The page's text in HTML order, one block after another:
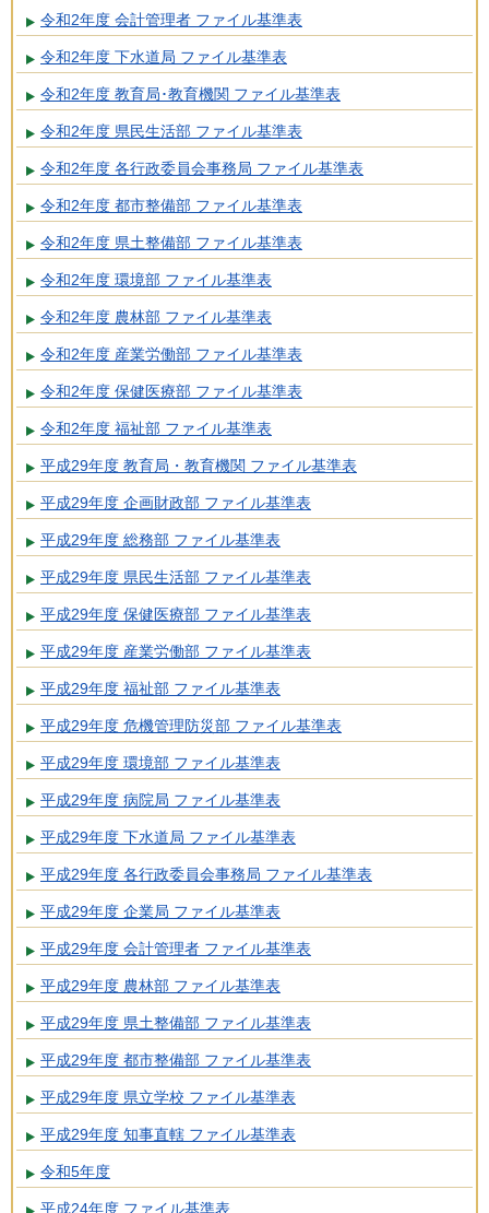
令和2年度 会計管理者 ファイル基準表
令和2年度 下水道局 ファイル基準表
令和2年度 教育局･教育機関 ファイル基準表
令和2年度 県民生活部 ファイル基準表
令和2年度 各行政委員会事務局 ファイル基準表
令和2年度 都市整備部 ファイル基準表
令和2年度 県土整備部 ファイル基準表
令和2年度 環境部 ファイル基準表
令和2年度 農林部 ファイル基準表
令和2年度 産業労働部 ファイル基準表
令和2年度 保健医療部 ファイル基準表
令和2年度 福祉部 ファイル基準表
平成29年度 教育局・教育機関 ファイル基準表
平成29年度 企画財政部 ファイル基準表
平成29年度 総務部 ファイル基準表
平成29年度 県民生活部 ファイル基準表
平成29年度 保健医療部 ファイル基準表
平成29年度 産業労働部 ファイル基準表
平成29年度 福祉部 ファイル基準表
平成29年度 危機管理防災部 ファイル基準表
平成29年度 環境部 ファイル基準表
平成29年度 病院局 ファイル基準表
平成29年度 下水道局 ファイル基準表
平成29年度 各行政委員会事務局 ファイル基準表
平成29年度 企業局 ファイル基準表
平成29年度 会計管理者 ファイル基準表
平成29年度 農林部 ファイル基準表
平成29年度 県土整備部 ファイル基準表
平成29年度 都市整備部 ファイル基準表
平成29年度 県立学校 ファイル基準表
平成29年度 知事直轄 ファイル基準表
令和5年度
平成24年度 ファイル基準表